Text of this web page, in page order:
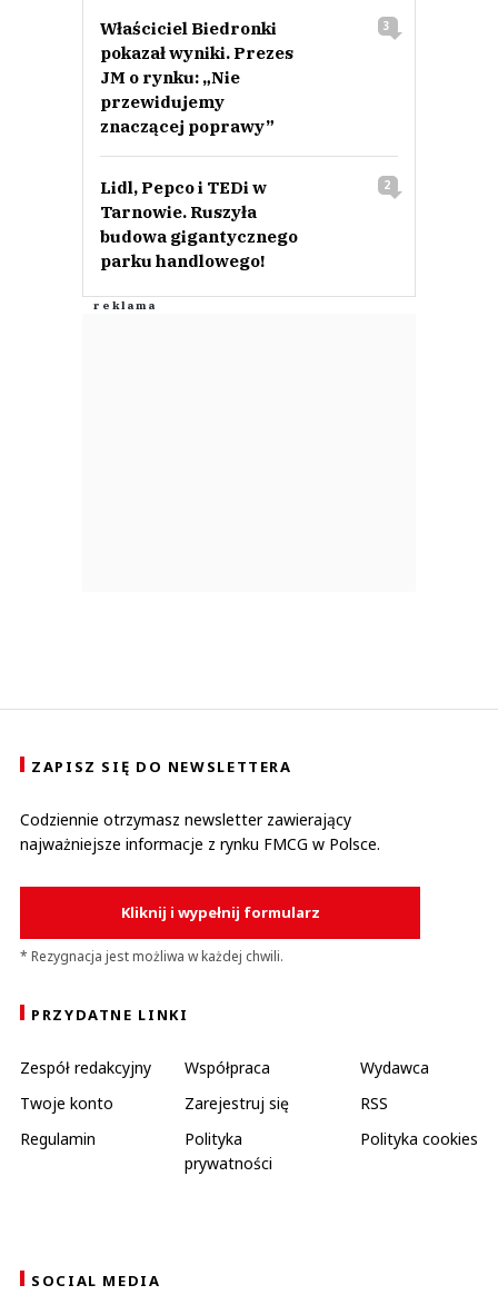
Właściciel Biedronki
pokazał wyniki. Prezes
JM o rynku: „Nie
przewidujemy
znaczącej poprawy”
3
Lidl, Pepco i TEDi w
Tarnowie. Ruszyła
budowa gigantycznego
parku handlowego!
2
ZAPISZ SIĘ DO NEWSLETTERA
Codziennie otrzymasz newsletter zawierający
najważniejsze informacje z rynku FMCG w Polsce.
Kliknij i wypełnij formularz
* Rezygnacja jest możliwa w każdej chwili.
PRZYDATNE LINKI
Zespół redakcyjny Współpraca
Wydawca
Twoje konto
Zarejestruj się
RSS
Regulamin
Polityka
prywatności
Polityka cookies
SOCIAL MEDIA